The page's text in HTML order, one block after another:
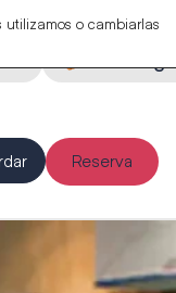
Eventos
Reserva
utilizamos o cambiarlas